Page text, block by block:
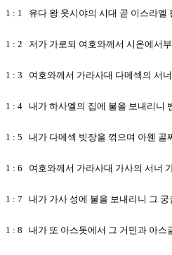
1 : 1 유다 왕 웃시야의 시대 곧 이스라엘
1 : 2 저가 가로되 여호와께서 시온에서
1 : 3 여호와께서 가라사대 다메섹의 서
1 : 4 내가 하사엘의 집에 불을 보내리니
1 : 5 내가 다메섹 빗장을 꺾으며 아웬 골
1 : 6 여호와께서 가라사대 가사의 서너
1 : 7 내가 가사 성에 불을 보내리니 그
1 : 8 내가 또 아스돗에서 그 거민과 아스